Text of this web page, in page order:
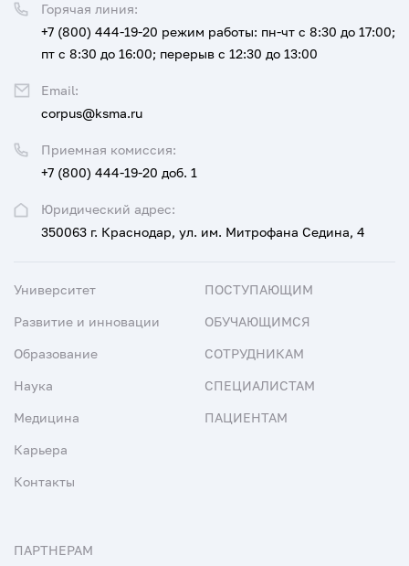
Юридический адрес:
350063 г. Краснодар, ул. им. Митрофана Седина, 4
Приемная комиссия:
+7 (800) 444-19-20 доб. 1
Горячая линия:
+7 (800) 444-19-20 режим работы: пн-чт с 8:30 до 17:00;
пт с 8:30 до 16:00; перерыв с 12:30 до 13:00
Email:
corpus@ksma.ru
Университет
Развитие и инновации
Образование
Наука
Медицина
Карьера
Контакты
ПОСТУПАЮЩИМ
ОБУЧАЮЩИМСЯ
СОТРУДНИКАМ
СПЕЦИАЛИСТАМ
ПАЦИЕНТАМ
ПАРТНЕРАМ